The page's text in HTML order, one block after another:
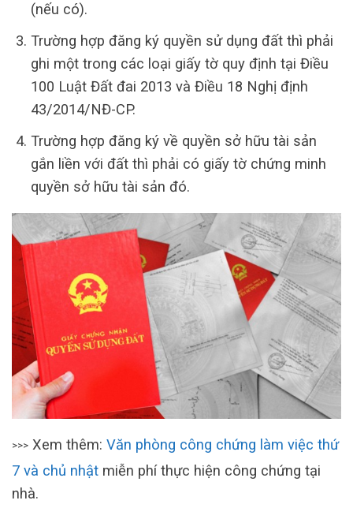
(nếu có).
Trường hợp đăng ký quyền sử dụng đất thì phải
ghi một trong các loại giấy tờ quy định tại Điều
100 Luật Đất đai 2013 và Điều 18 Nghị định
43/2014/NĐ-CP.
Trường hợp đăng ký về quyền sở hữu tài sản
gắn liền với đất thì phải có giấy tờ chứng minh
quyền sở hữu tài sản đó.
>>> Xem thêm: Văn phòng công chứng làm việc thứ
7 và chủ nhật miễn phí thực hiện công chứng tại
nhà.